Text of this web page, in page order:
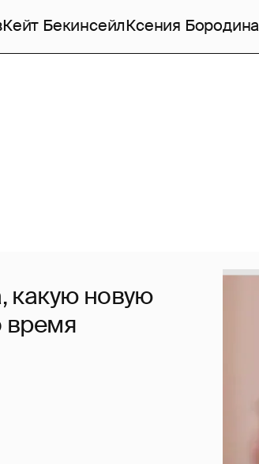
Кейт БекинсейлКсения Бородина
какую новую
время